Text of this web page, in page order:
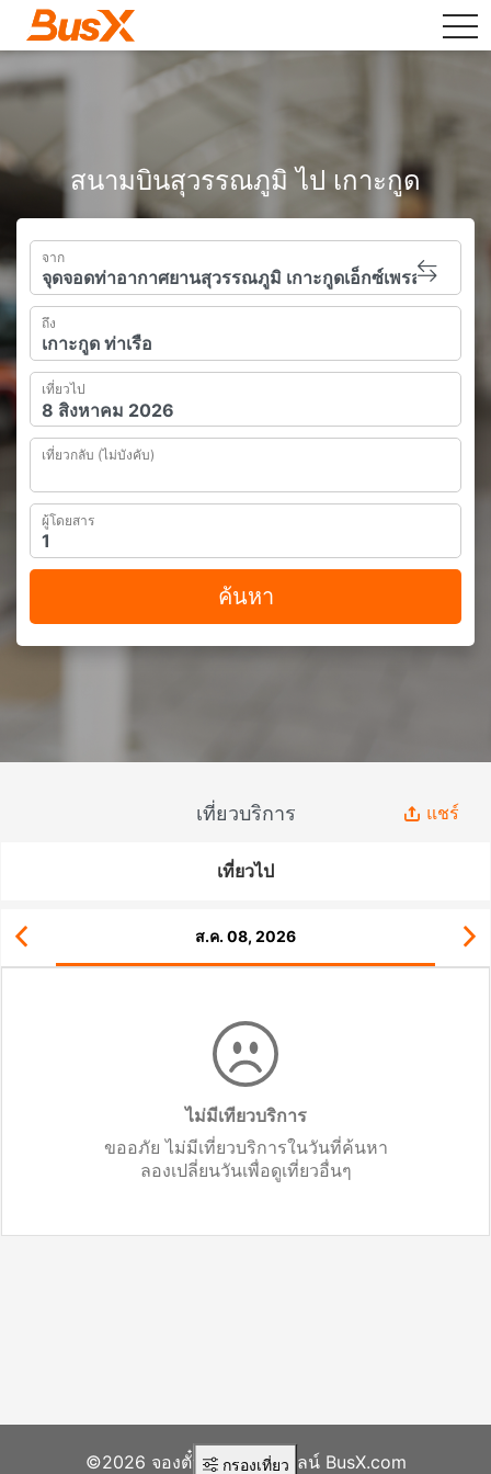
สนามบินสุวรรณภูมิ ไป เกาะกูด
จาก
ถึง
เที่ยวไป
เที่ยวกลับ (ไม่บังคับ)
ผู้โดยสาร
ค้นหา
เที่ยวบริการ แชร์
เที่ยวไป
ส.ค. 08, 2026
ไม่มีเทียวบริการ
ขออภัย ไม่มีเที่ยวบริการในวันที่ค้นหา
ลองเปลี่ยนวันเพื่อดูเที่ยวอื่นๆ
กรองเที่ยว
©2026 จองตั๋วรถทัวร์ออนไลน์ BusX.com